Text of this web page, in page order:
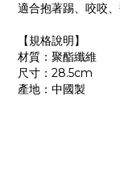
適合抱著踢、咬咬
【規格說明】
材質：聚酯纖維
尺寸：28.5cm
產地：中國製